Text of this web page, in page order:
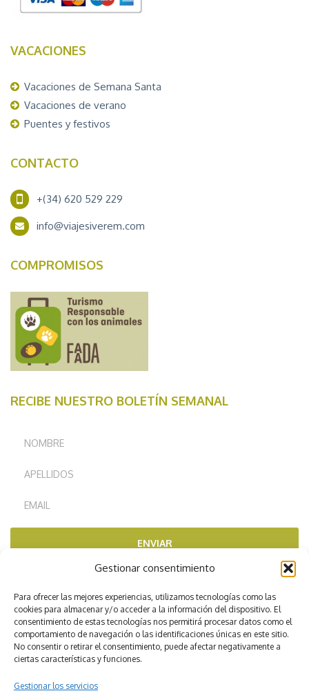
Gestionar consentimiento
Para ofrecer las mejores experiencias, utilizamos tecnologías como las
cookies para almacenar y/o acceder a la información del dispositivo. El
consentimiento de estas tecnologías nos permitirá procesar datos como el
comportamiento de navegación o las identificaciones únicas en este sitio.
No consentir o retirar el consentimiento, puede afectar negativamente a
ciertas características y funciones.
Gestionar los servicios
VACACIONES
Vacaciones de Semana Santa
Vacaciones de verano
Puentes y festivos
CONTACTO
+(34) 620 529 229
info@viajesiverem.com
COMPROMISOS
RECIBE NUESTRO BOLETÍN SEMANAL
ENVIAR